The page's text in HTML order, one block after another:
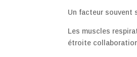
Un facteur souvent
Les muscles
étroite